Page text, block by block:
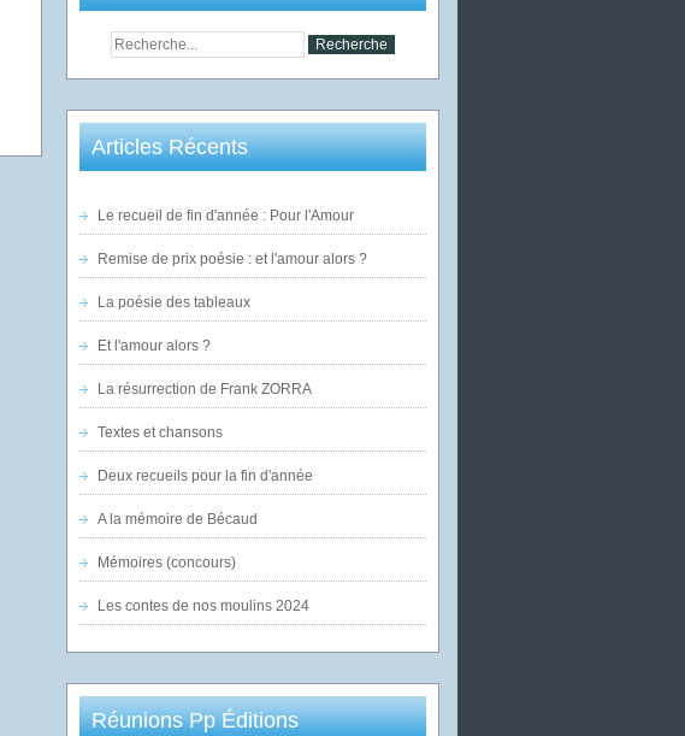
Articles Récents
Le recueil de fin d'année : Pour l'Amour
Remise de prix poésie : et l'amour alors ?
La poésie des tableaux
Et l'amour alors ?
La résurrection de Frank ZORRA
Textes et chansons
Deux recueils pour la fin d'année
A la mémoire de Bécaud
Mémoires (concours)
Les contes de nos moulins 2024
Réunions Pp Éditions